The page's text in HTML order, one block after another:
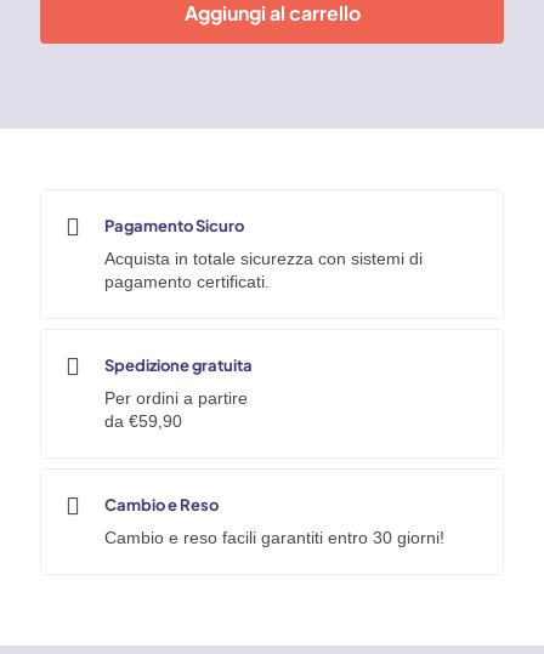
-
Aggiungi al carrello
Pagamento Sicuro
Acquista in totale sicurezza con sistemi di
pagamento certificati.
Spedizione gratuita
Per ordini a partire
da €59,90
Cambio e Reso
Cambio e reso facili garantiti entro 30 giorni!